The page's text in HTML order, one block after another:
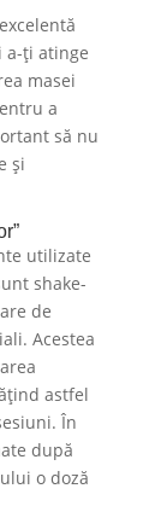
ți atinge
masei
a
să nu
și
utilizate
shake-
de
Acestea
astfel
În
după
o doză